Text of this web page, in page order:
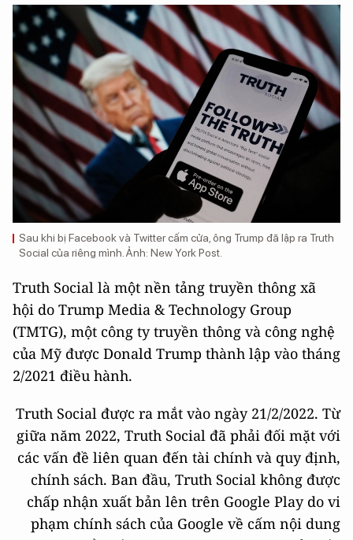
Sau khi bị Facebook và Twitter cấm cửa, ông Trump đã lập ra Truth
Social của riêng mình. Ảnh: New York Post.
Truth Social là một nền tảng truyền thông xã
hội do Trump Media & Technology Group
(TMTG), một công ty truyền thông và công nghệ
của Mỹ được Donald Trump thành lập vào tháng
2/2021 điều hành.
Truth Social được ra mắt vào ngày 21/2/2022. Từ
giữa năm 2022, Truth Social đã phải đối mặt với
các vấn đề liên quan đến tài chính và quy định,
chính sách. Ban đầu, Truth Social không được
chấp nhận xuất bản lên trên Google Play do vi
phạm chính sách của Google về cấm nội dung